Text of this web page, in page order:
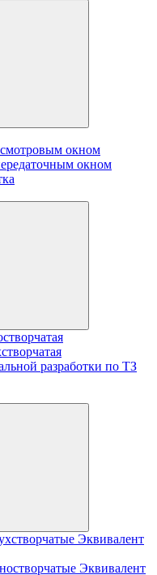
смотровым окном
окном
разработки по ТЗ
Эквивалент
Эквивалент